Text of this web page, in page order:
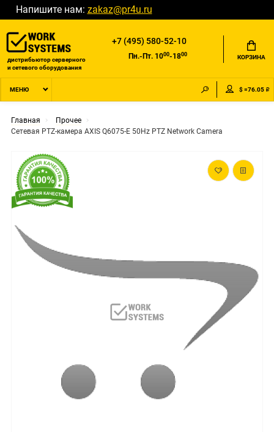
Напишите нам: zakaz@pr4u.ru
дистрибьютор серверного
и сетевого оборудования
+7 (495) 580-52-10
Пн.-Пт. 1000-1800 КОРЗИНА
МЕНЮ $ =76.05 ₽
Главная
Прочее
Сетевая PTZ-камера AXIS Q6075-E 50Hz PTZ Network Camera